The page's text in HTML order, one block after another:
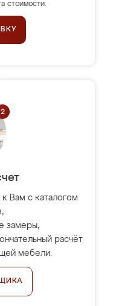
стоимости.
Вам с каталогом
замеры,
расчёт
мебели.